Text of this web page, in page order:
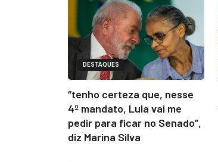
DESTAQUES
“tenho certeza que, nesse
4º mandato, Lula vai me
pedir para ficar no Senado”,
diz Marina Silva